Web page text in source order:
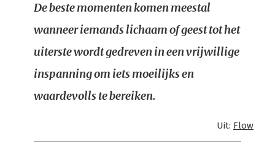
De beste momenten komen meestal
wanneer iemands lichaam of geest tot het
uiterste wordt gedreven in een vrijwillige
inspanning om iets moeilijks en
waardevolls te bereiken.
Uit: Flow